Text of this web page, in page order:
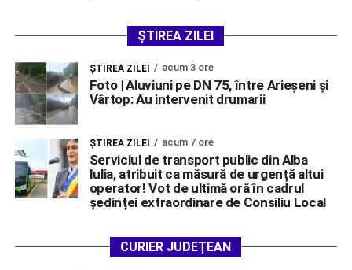
ȘTIREA ZILEI
ŞTIREA ZILEI acum 3 ore
Foto | Aluviuni pe DN 75, între Arieșeni și
Vârtop: Au intervenit drumarii
ŞTIREA ZILEI acum 7 ore
Serviciul de transport public din Alba
Iulia, atribuit ca măsură de urgență altui
operator! Vot de ultimă oră în cadrul
ședinței extraordinare de Consiliu Local
CURIER JUDEȚEAN